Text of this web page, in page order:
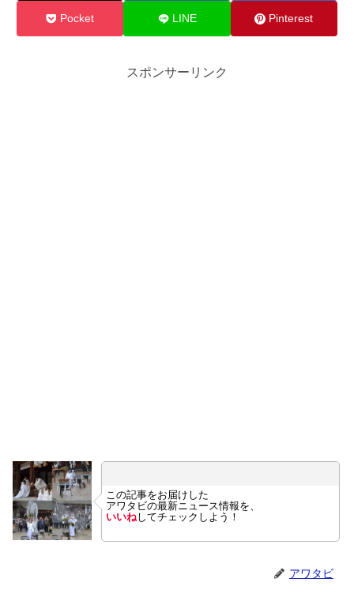
Pocket LINE Pinterest
スポンサーリンク
この記事をお届けした
アワタビの最新ニュース情報を、
いいねしてチェックしよう！
アワタビ